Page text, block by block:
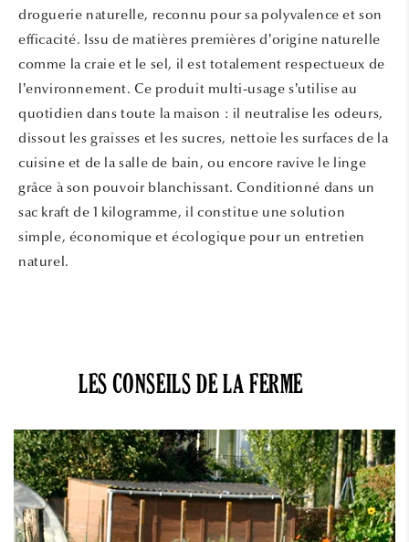
droguerie naturelle, reconnu pour sa polyvalence et son
efficacité. Issu de matières premières d’origine naturelle
comme la craie et le sel, il est totalement respectueux de
l’environnement. Ce produit multi-usage s’utilise au
quotidien dans toute la maison : il neutralise les odeurs,
dissout les graisses et les sucres, nettoie les surfaces de la
cuisine et de la salle de bain, ou encore ravive le linge
grâce à son pouvoir blanchissant. Conditionné dans un
sac kraft de 1 kilogramme, il constitue une solution
simple, économique et écologique pour un entretien
naturel.
LES CONSEILS DE LA FERME